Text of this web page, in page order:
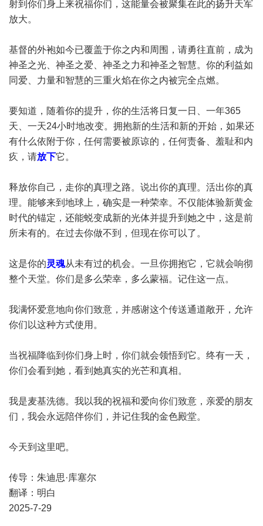
射到你们身上来祝福你们，这能量会被聚集在此的扬升天军
放大。
基督的外袍如今已覆盖于你之内和周围，请勇往直前，成为
神圣之光、神圣之爱、神圣之力和神圣之智慧。你的利益如
同爱、力量和智慧的三重火焰在你之内被完全点燃。
要知道，随着你的提升，你的生活将日复一日、一年365
天、一天24小时地改变。拥抱新的生活和新的开始，如果还
有什么依附于你，任何需要被原谅的，任何责备、羞耻和内
疚，请放下它。
释放你自己，走你的真理之路。说出你的真理。活出你的真
理。能够来到地球上，确实是一种荣幸。不仅能体验新黄金
时代的锚定，还能蜕变成新的光体并提升到她之中，这是前
所未有的。在过去你做不到，但现在你可以了。
这是你的灵魂从未有过的机会。一旦你拥抱它，它就会响彻
整个天堂。你们是多么荣幸，多么蒙福。记住这一点。
我满怀爱意地向你们致意，并感谢这个传送通道敞开，允许
你们以这种方式使用。
当祝福降临到你们身上时，你们就会领悟到它。终有一天，
你们会看到她，看到她真实的光芒和真相。
我是麦基洗德。我以我的祝福和爱向你们致意，亲爱的朋友
们，我会永远陪伴你们，并记住我的金色殿堂。
今天到这里吧。
传导：朱迪思·库塞尔
翻译：明白
2025-7-29